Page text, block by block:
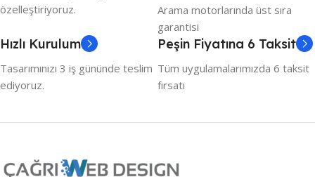
özelleştiriyoruz.
Arama motorlarında üst sıra
garantisi
Hızlı Kurulum
Tasarımınızı 3 iş gününde teslim
ediyoruz.
Peşin Fiyatına 6 Taksit
Tüm uygulamalarımızda 6 taksit
fırsatı